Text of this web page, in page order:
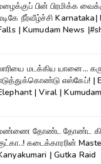
பின் பிரமிக்க
நீர்வீழ்ச்சி Karnataka|
| Kumudam News
மடக்கிய யானை...
எஸ்கேப்! |
| Viral |
தோண்ட தோண்ட
கடைக்காரரின்
| Gutka Raid